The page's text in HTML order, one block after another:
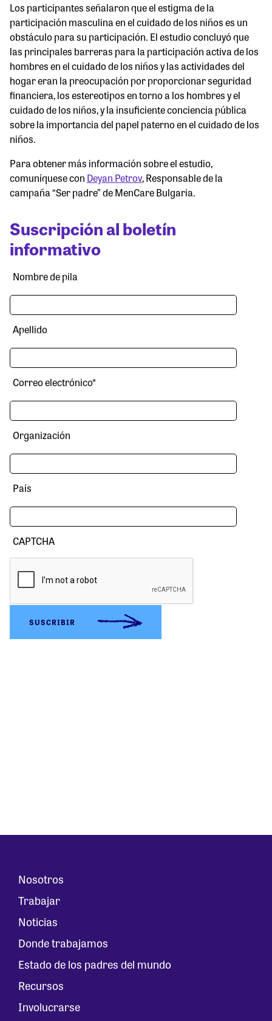
Los participantes señalaron que el estigma de la
participación masculina en el cuidado de los niños es un
obstáculo para su participación. El estudio concluyó que
las principales barreras para la participación activa de los
hombres en el cuidado de los niños y las actividades del
hogar eran la preocupación por proporcionar seguridad
financiera, los estereotipos en torno a los hombres y el
cuidado de los niños, y la insuficiente conciencia pública
sobre la importancia del papel paterno en el cuidado de los
niños.
Para obtener más información sobre el estudio,
comuníquese con Deyan Petrov, Responsable de la
campaña “Ser padre” de MenCare Bulgaria.
Suscripción al boletín
informativo
Nombre de pila
Apellido
Correo electrónico*
Organización
País
CAPTCHA
Nosotros
Trabajar
Noticias
Donde trabajamos
Estado de los padres del mundo
Recursos
Involucrarse